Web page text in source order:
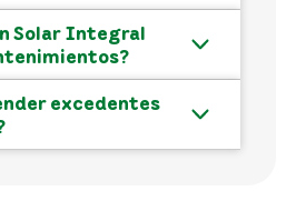
Solar Integral
excedentes